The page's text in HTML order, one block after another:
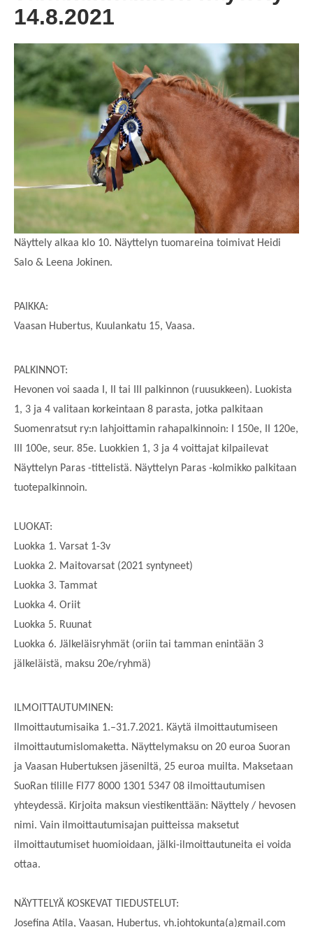
14.8.2021
Näyttely alkaa klo 10. Näyttelyn tuomareina toimivat Heidi
Salo & Leena Jokinen.
PAIKKA:
Vaasan Hubertus, Kuulankatu 15, Vaasa.
PALKINNOT:
Hevonen voi saada I, II tai III palkinnon (ruusukkeen). Luokista
1, 3 ja 4 valitaan korkeintaan 8 parasta, jotka palkitaan
Suomenratsut ry:n lahjoittamin rahapalkinnoin: I 150e, II 120e,
III 100e, seur. 85e. Luokkien 1, 3 ja 4 voittajat kilpailevat
Näyttelyn Paras -tittelistä. Näyttelyn Paras -kolmikko palkitaan
tuotepalkinnoin.
LUOKAT:
Luokka 1. Varsat 1-3v
Luokka 2. Maitovarsat (2021 syntyneet)
Luokka 3. Tammat
Luokka 4. Oriit
Luokka 5. Ruunat
Luokka 6. Jälkeläisryhmät (oriin tai tamman enintään 3
jälkeläistä, maksu 20e/ryhmä)
ILMOITTAUTUMINEN:
Ilmoittautumisaika 1.–31.7.2021. Käytä ilmoittautumiseen
ilmoittautumislomaketta. Näyttelymaksu on 20 euroa Suoran
ja Vaasan Hubertuksen jäseniltä, 25 euroa muilta. Maksetaan
SuoRan tilille FI77 8000 1301 5347 08 ilmoittautumisen
yhteydessä. Kirjoita maksun viestikenttään: Näyttely / hevosen
nimi. Vain ilmoittautumisajan puitteissa maksetut
ilmoittautumiset huomioidaan, jälki-ilmoittautuneita ei voida
ottaa.
NÄYTTELYÄ KOSKEVAT TIEDUSTELUT:
Josefina Atila, Vaasan, Hubertus, vh.johtokunta(a)gmail.com